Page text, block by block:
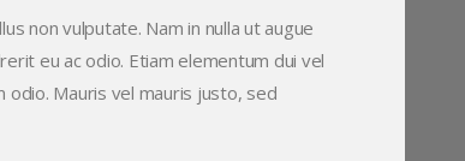
non vulputate. Nam in nulla ut augue
eu ac odio. Etiam elementum dui vel
odio. Mauris vel mauris justo, sed